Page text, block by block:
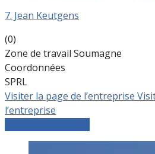
7. Jean Keutgens
(0)
Zone de travail Soumagne
Coordonnées
SPRL
Visiter la page de l’entreprise
l’entreprise